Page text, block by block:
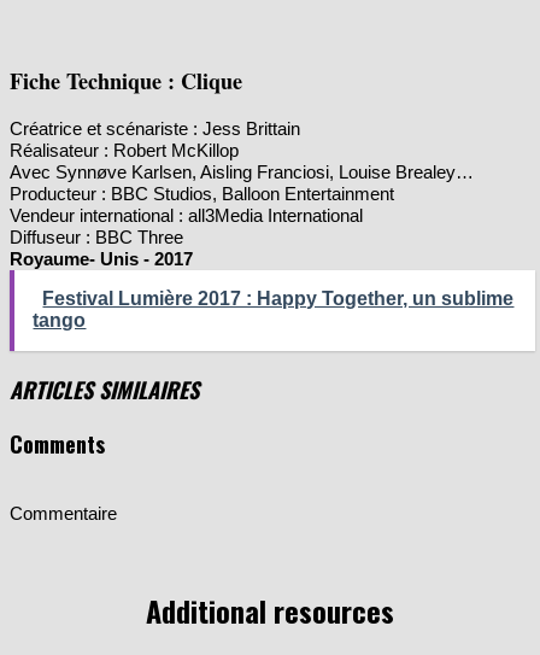
Fiche Technique : Clique
Créatrice et scénariste : Jess Brittain
Réalisateur : Robert McKillop
Avec Synnøve Karlsen, Aisling Franciosi, Louise Brealey…
Producteur : BBC Studios, Balloon Entertainment
Vendeur international : all3Media International
Diffuseur : BBC Three
Royaume- Unis - 2017
Festival Lumière 2017 : Happy Together, un sublime
tango
ARTICLES SIMILAIRES
Comments
Commentaire
Additional resources